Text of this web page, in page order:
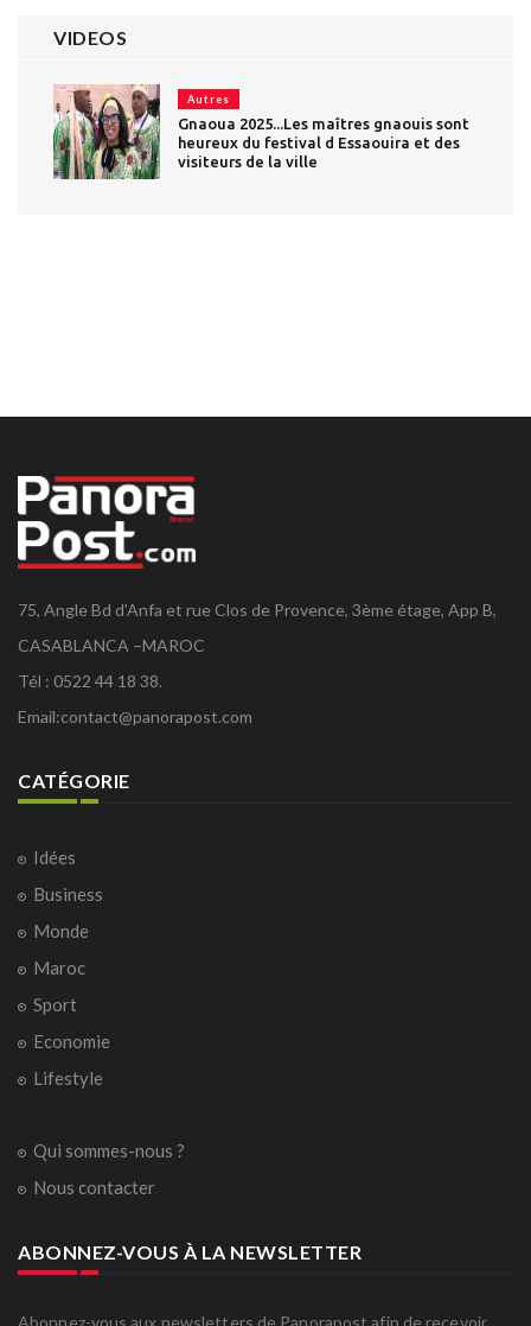
VIDEOS
Autres
Gnaoua 2025...Les maîtres gnaouis sont
heureux du festival d Essaouira et des
visiteurs de la ville
75, Angle Bd d'Anfa et rue Clos de Provence, 3ème étage, App B,
CASABLANCA –MAROC
Tél : 0522 44 18 38.
Email:contact@panorapost.com
CATÉGORIE
Idées
Business
Monde
Maroc
Sport
Economie
Lifestyle
Qui sommes-nous ?
Nous contacter
ABONNEZ-VOUS À LA NEWSLETTER
Abonnez-vous aux newsletters de Panorapost afin de recevoir